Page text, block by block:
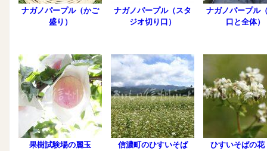
ナガノパープル（かご
盛り）
ナガノパープル（スタ
ジオ切り口）
ナガノパープル
口と全体）
果樹試験場の麗玉
信濃町のひすいそば
ひすいそばの花